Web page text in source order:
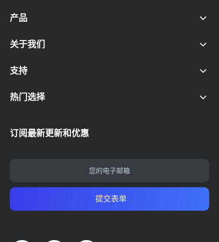
产品
关于我们
支持
热门选择
订阅最新更新和优惠
提交表单